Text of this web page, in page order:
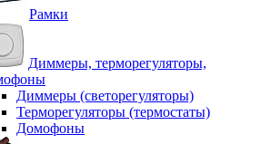
Рамки
Диммеры, терморегуляторы,
Диммеры (светорегуляторы)
Терморегуляторы (термостаты)
Домофоны